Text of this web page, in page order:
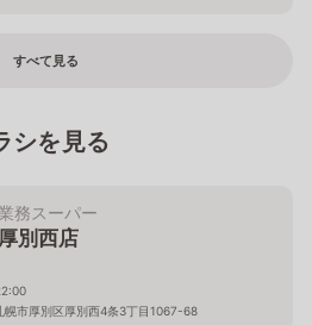
すべて見る
シを見る
務スーパー
厚別西店
幌市厚別区厚別西4条3丁目1067-68